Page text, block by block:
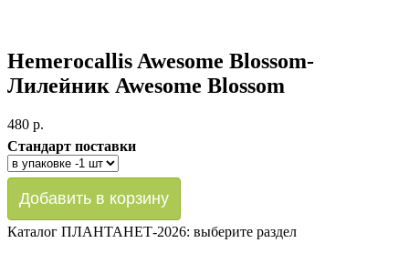
Hemerocallis Awesome Blossom-
Лилейник Awesome Blossom
480 p.
Стандарт поставки
Каталог ПЛАНТАНЕТ-2026: выберите раздел